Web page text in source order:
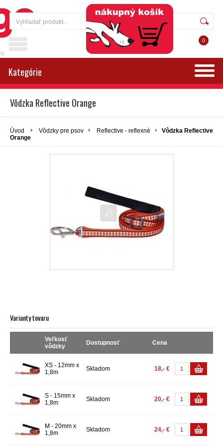
Prihlásenie
0
Kategórie
Vôdzka Reflective Orange
Úvod Vôdzky pre psov Reflective - reflexné
Vôdzka Reflective
Orange
Varianty tovaru
Veľkosť
vôdzky
Dostupnosť Cena
XS - 12mm x
1,8m
Skladom 18,- €
S - 15mm x
1,8m
Skladom 20,- €
M - 20mm x
1,8m
Skladom 24,- €